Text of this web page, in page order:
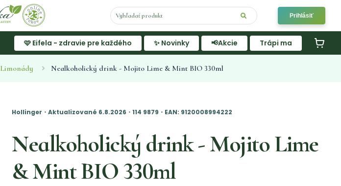
Prihlásiť
🩷 Eifela - zdravie pre každého ✨ Novinky 📢Akcie Trápi ma
Limonády Nealkoholický drink - Mojito Lime & Mint BIO 330ml
Hollinger・Aktualizované 6.8.2026・114 9879・EAN: 9120008994222
Nealkoholický drink - Mojito Lime
& Mint BIO 330ml